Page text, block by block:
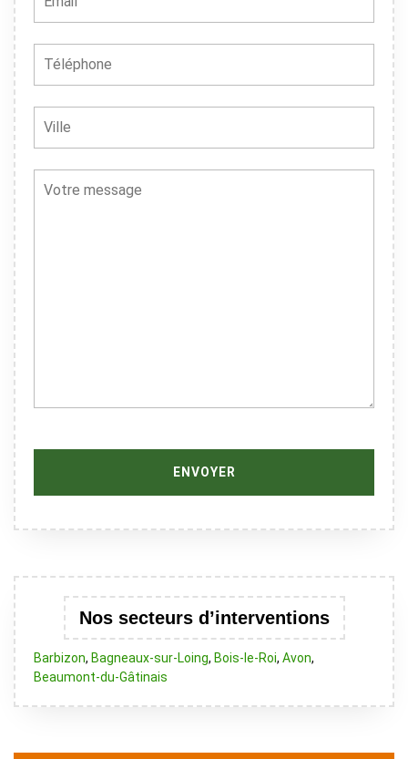
Nos secteurs d’interventions
Barbizon, Bagneaux-sur-Loing, Bois-le-Roi, Avon,
Beaumont-du-Gâtinais